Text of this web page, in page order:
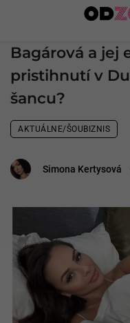
Bagárová a jej
pristihnutí v
šancu?
AKTUÁLNE/ŠOUBIZNIS
Simona Kertysová